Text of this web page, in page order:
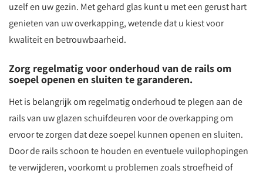
uzelf en uw gezin. Met gehard glas kunt u met een gerust hart
genieten van uw overkapping, wetende dat u kiest voor
kwaliteit en betrouwbaarheid.
Zorg regelmatig voor onderhoud van de rails om
soepel openen en sluiten te garanderen.
Het is belangrijk om regelmatig onderhoud te plegen aan de
rails van uw glazen schuifdeuren voor de overkapping om
ervoor te zorgen dat deze soepel kunnen openen en sluiten.
Door de rails schoon te houden en eventuele vuilophopingen
te verwijderen, voorkomt u problemen zoals stroefheid of